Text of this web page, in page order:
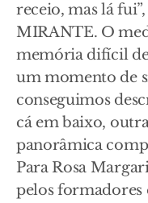
receio, mas lá
MIRANTE. O
memória difícil
um momento de
conseguimos
cá em baixo,
panorâmica
Para Rosa
pelos formadores